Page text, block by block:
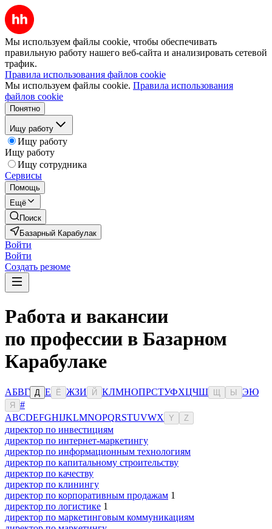
Мы используем файлы cookie, чтобы обеспечивать
правильную работу нашего веб-сайта и анализировать сетевой
трафик.
Правила использования файлов cookie
Мы используем файлы cookie. Правила использования
файлов cookie
Понятно
Ищу работу
Ищу работу
Ищу работу
Ищу сотрудника
Сервисы
Помощь
Ещё
Поиск
Базарный Карабулак
Войти
Войти
Создать резюме
Работа и вакансии
по профессии в Базарном
Карабулаке
АБВГ Д Е Ё ЖЗИ Й КЛМНОПРСТУФХЦЧШ Ы ЭЮ
Я
#
ABCDEFGHIJKLMNOPQRSTUVWX Y Z
директор по инвестициям
директор по интернет-маркетингу
директор по информационным технологиям
директор по капитальному строительству
директор по качеству
директор по клинингу
директор по корпоративным продажам 1
директор по логистике 1
директор по маркетинговым коммуникациям